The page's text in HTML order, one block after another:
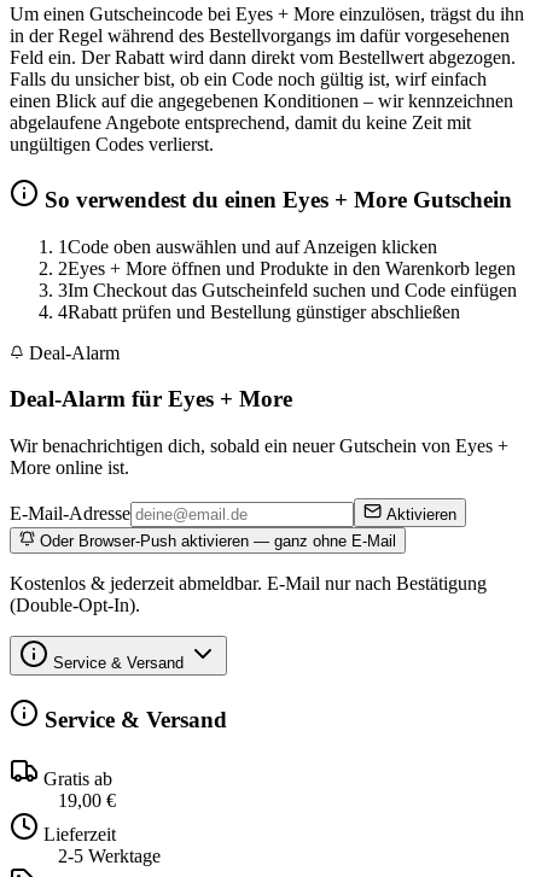
Um einen Gutscheincode bei Eyes + More einzulösen, trägst du ihn
in der Regel während des Bestellvorgangs im dafür vorgesehenen
Feld ein. Der Rabatt wird dann direkt vom Bestellwert abgezogen.
Falls du unsicher bist, ob ein Code noch gültig ist, wirf einfach
einen Blick auf die angegebenen Konditionen – wir kennzeichnen
abgelaufene Angebote entsprechend, damit du keine Zeit mit
ungültigen Codes verlierst.
So verwendest du einen Eyes + More Gutschein
1Code oben auswählen und auf Anzeigen klicken
2Eyes + More öffnen und Produkte in den Warenkorb legen
3Im Checkout das Gutscheinfeld suchen und Code einfügen
4Rabatt prüfen und Bestellung günstiger abschließen
Deal-Alarm
Deal-Alarm für Eyes + More
Wir benachrichtigen dich, sobald ein neuer Gutschein von Eyes +
More online ist.
E-Mail-Adresse
Aktivieren
Oder Browser-Push aktivieren — ganz ohne E-Mail
Kostenlos & jederzeit abmeldbar. E-Mail nur nach Bestätigung
(Double-Opt-In).
Service & Versand
Service & Versand
Gratis ab
19,00 €
Lieferzeit
2-5 Werktage